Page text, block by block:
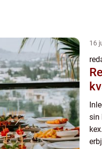
16
sin